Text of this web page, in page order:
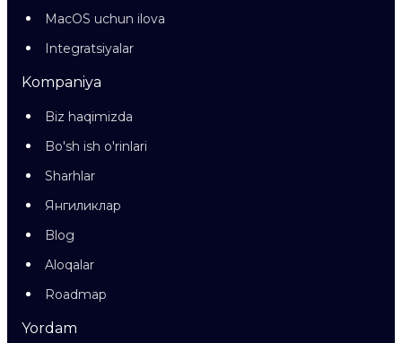
MacOS uchun ilova
Integratsiyalar
Kompaniya
Biz haqimizda
Bo'sh ish o'rinlari
Sharhlar
Янгиликлар
Blog
Aloqalar
Roadmap
Yordam